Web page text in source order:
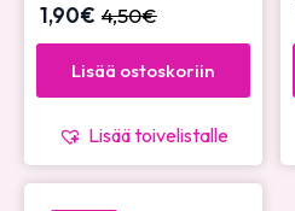
4,50€
1,90€
Lisää ostoskoriin
Lisää toivelistalle